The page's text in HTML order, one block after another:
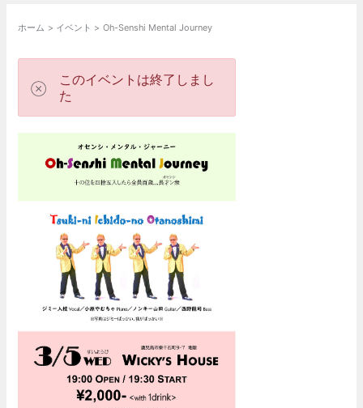
ホーム イベント Oh-Senshi Mental Journey
このイベントは終了しまし
た